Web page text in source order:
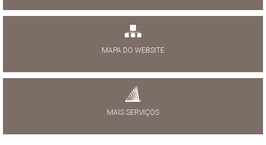
MAPA DO WEBSITE
MAIS SERVIÇOS